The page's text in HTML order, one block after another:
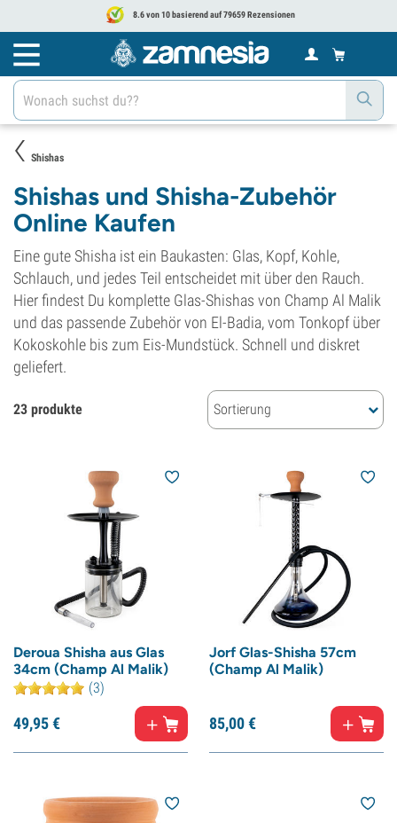
8.6 von 10 basierend auf 79659 Rezensionen
Shishas
Shishas und Shisha-Zubehör
Online Kaufen
Eine gute Shisha ist ein Baukasten: Glas, Kopf, Kohle,
Schlauch, und jedes Teil entscheidet mit über den Rauch.
Hier findest Du komplette Glas-Shishas von Champ Al Malik
und das passende Zubehör von El-Badia, vom Tonkopf über
Kokoskohle bis zum Eis-Mundstück. Schnell und diskret
geliefert.
23 produkte Sortierung
Deroua Shisha aus Glas
34cm (Champ Al Malik)
(3)
49,95€
Jorf Glas-Shisha 57cm
(Champ Al Malik)
85,00€